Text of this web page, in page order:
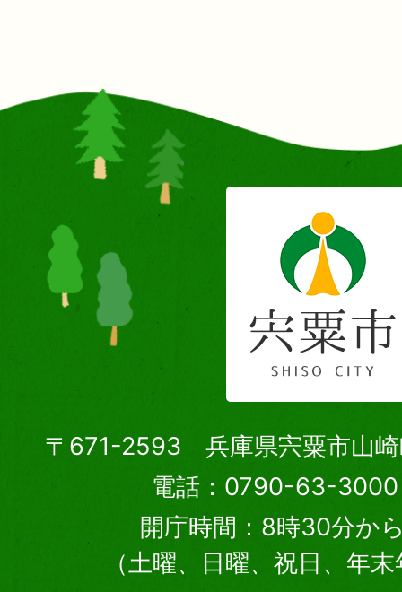
〒671-2593 兵庫県宍粟市山崎
電話：0790-63-3000
開庁時間：8時30分か
（土曜、日曜、祝日、年